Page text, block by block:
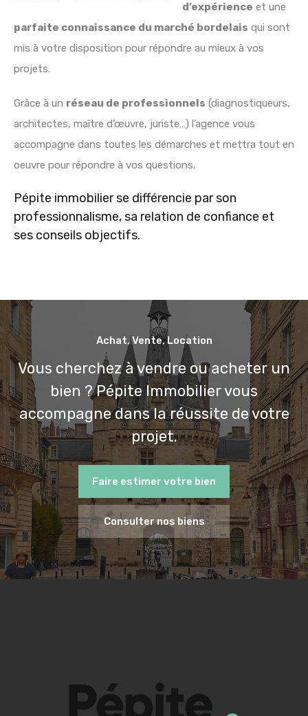
d’expérience et une
parfaite connaissance du marché bordelais qui sont
mis à votre disposition pour répondre au mieux à vos
projets.
Grâce à un réseau de professionnels (diagnostiqueurs,
architectes, maître d’œuvre, juriste…) l’agence vous
accompagne dans toutes les démarches et mettra tout en
oeuvre pour répondre à vos questions.
Pépite immobilier se différencie par son
professionnalisme, sa relation de confiance et
ses conseils objectifs.
Achat, Vente, Location
Vous cherchez à vendre ou acheter un
bien ? Pépite Immobilier vous
accompagne dans la réussite de votre
projet.
Faire estimer votre bien
Consulter nos biens